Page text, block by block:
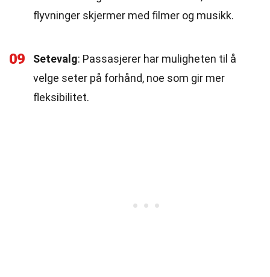
flyvninger skjermer med filmer og musikk.
09 Setevalg: Passasjerer har muligheten til å
velge seter på forhånd, noe som gir mer
fleksibilitet.